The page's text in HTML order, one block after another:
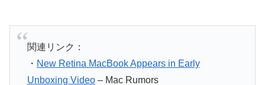
関連リンク：
・ New Retina MacBook Appears in Early
Unboxing Video– Mac Rumors